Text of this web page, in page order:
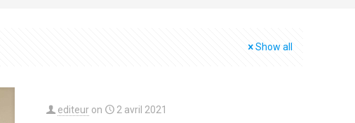
Show all
editeur on 2 avril 2021